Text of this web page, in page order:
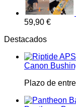
59,90 €
Destacados
Canon
Plazo de